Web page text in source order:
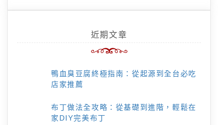
近期文章
鴨血臭豆腐終極指南：從起源到全台必吃
店家推薦
布丁做法全攻略：從基礎到進階，輕鬆在
家DIY完美布丁